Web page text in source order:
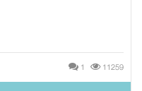
1 11259